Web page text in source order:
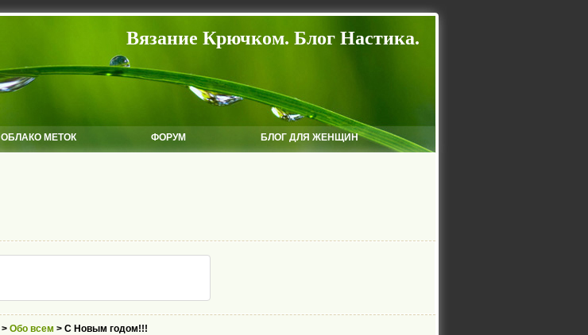
Вязание Крючком. Блог Настика.
ОБЛАКО МЕТОК ФОРУМ БЛОГ ДЛЯ ЖЕНЩИН
> Обо всем > С Новым годом!!!